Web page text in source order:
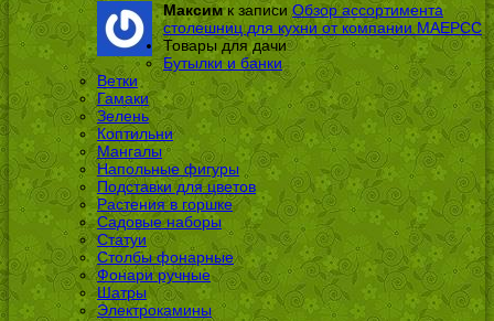
Максимк записиОбзор ассортимента
столешниц для кухни от компании МАЕРСС
Товары для дачи
Бутылки и банки
Ветки
Гамаки
Зелень
Коптильни
Мангалы
Напольные фигуры
Подставки для цветов
Растения в горшке
Садовые наборы
Статуи
Столбы фонарные
Фонари ручные
Шатры
Электрокамины